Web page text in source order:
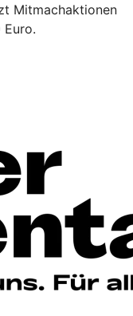
Mitmachaktionen